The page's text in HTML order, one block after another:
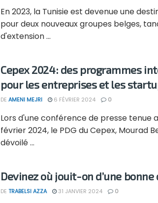
En 2023, la Tunisie est devenue une
pour deux nouveaux groupes belges,
d'extension ...
Cepex 2024: des programmes
pour les entreprises et les
DE AMENI MEJRI 6 FÉVRIER 2024 0
Lors d'une conférence de presse tenue
février 2024, le PDG du Cepex, Mourad
dévoilé ...
Devinez où jouit-on d’une
DE TRABELSI AZZA 31 JANVIER 2024 0